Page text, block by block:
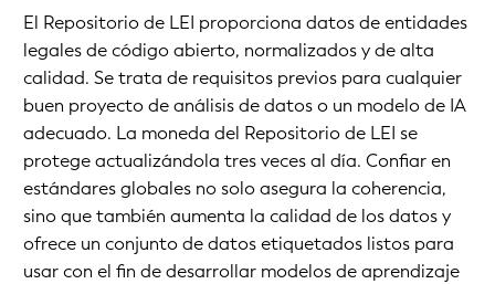
El Repositorio de LEI proporciona datos de entidades
legales de código abierto, normalizados y de alta
calidad. Se trata de requisitos previos para cualquier
buen proyecto de análisis de datos o un modelo de IA
adecuado. La moneda del Repositorio de LEI se
protege actualizándola tres veces al día. Confiar en
estándares globales no solo asegura la coherencia,
sino que también aumenta la calidad de los datos y
ofrece un conjunto de datos etiquetados listos para
usar con el fin de desarrollar modelos de aprendizaje